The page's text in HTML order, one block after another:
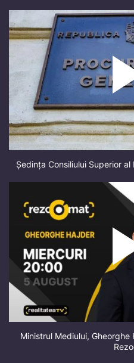
Ședința Consiliului Superior
Ministrul Mediului,